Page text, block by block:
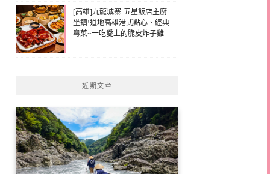
[高雄]九龍城寨-五星飯店主廚
坐鎮!道地高雄港式點心、經典
粵菜~一吃愛上的脆皮炸子雞
近期文章